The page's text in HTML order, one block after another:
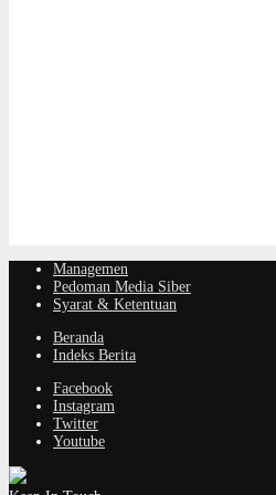
Managemen
Pedoman Media Siber
Syarat & Ketentuan
Beranda
Indeks Berita
Facebook
Instagram
Twitter
Youtube